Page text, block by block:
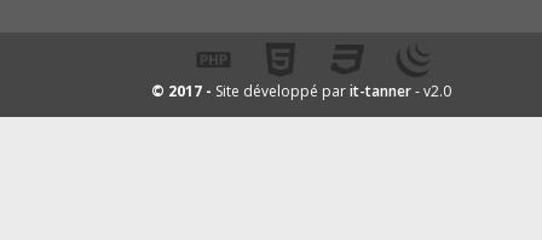
© 2017 - Site développé parit-tanner- v2.0